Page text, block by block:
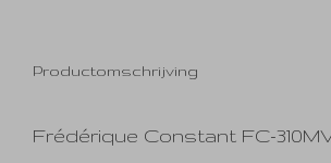
Productomschrijving
Frédérique Constant FC-